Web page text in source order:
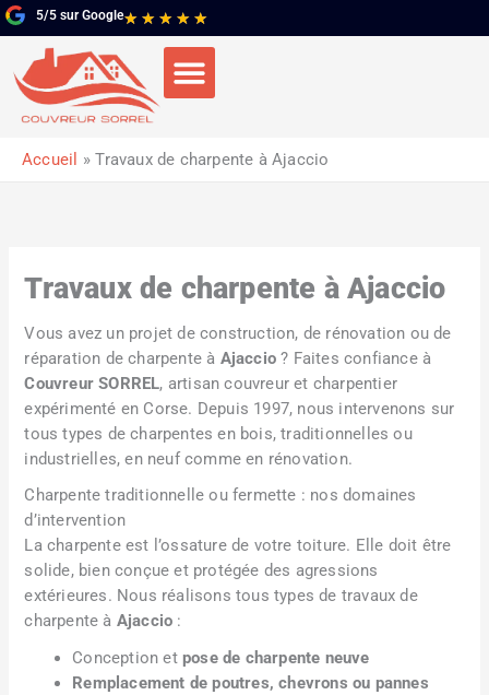
Aller
au
contenu
5/5 sur Google★ ★ ★ ★ ★Noté
5
5
Accueil Travaux de charpente à Ajaccio
Travaux de charpente à Ajaccio
Vous avez un projet de construction, de rénovation ou de
réparation de charpente à Ajaccio ? Faites confiance à
Couvreur SORREL, artisan couvreur et charpentier
expérimenté en Corse. Depuis 1997, nous intervenons sur
tous types de charpentes en bois, traditionnelles ou
industrielles, en neuf comme en rénovation.
Charpente traditionnelle ou fermette : nos domaines
d’intervention
La charpente est l’ossature de votre toiture. Elle doit être
solide, bien conçue et protégée des agressions
extérieures. Nous réalisons tous types de travaux de
charpente à Ajaccio :
Conception etpose de charpente neuve
Remplacement de poutres, chevrons ou pannes